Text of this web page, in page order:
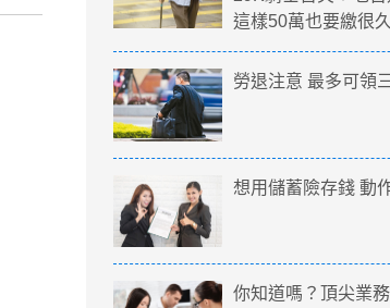
這樣50萬也要繳很久
勞退注意 最多可領
想用儲蓄險存錢 動
你知道嗎？頂尖業